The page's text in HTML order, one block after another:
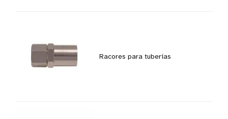
Racores para tuberías